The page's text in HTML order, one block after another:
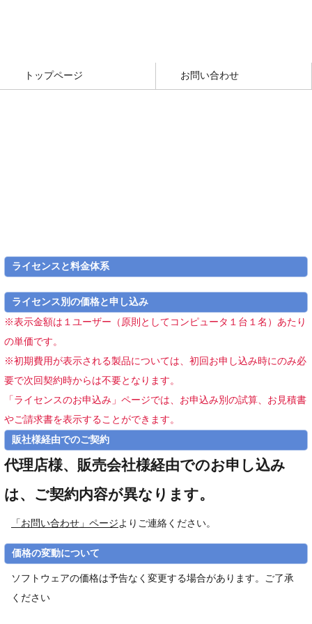
ライセンスと料金体系
ライセンス別の価格と申し込み
※表示金額は１ユーザー（原則としてコンピュータ１台１名）あたり
の単価です。
※初期費用が表示される製品については、初回お申し込み時にのみ必
要で次回契約時からは不要となります。
「ライセンスのお申込み」ページでは、お申込み別の試算、お見積書
やご請求書を表示することができます。
販社様経由でのご契約
代理店様、販売会社様経由でのお申し込み
は、ご契約内容が異なります。
「お問い合わせ」ページよりご連絡ください。
価格の変動について
ソフトウェアの価格は予告なく変更する場合があります。ご了承
ください
トップページ お問い合わせ